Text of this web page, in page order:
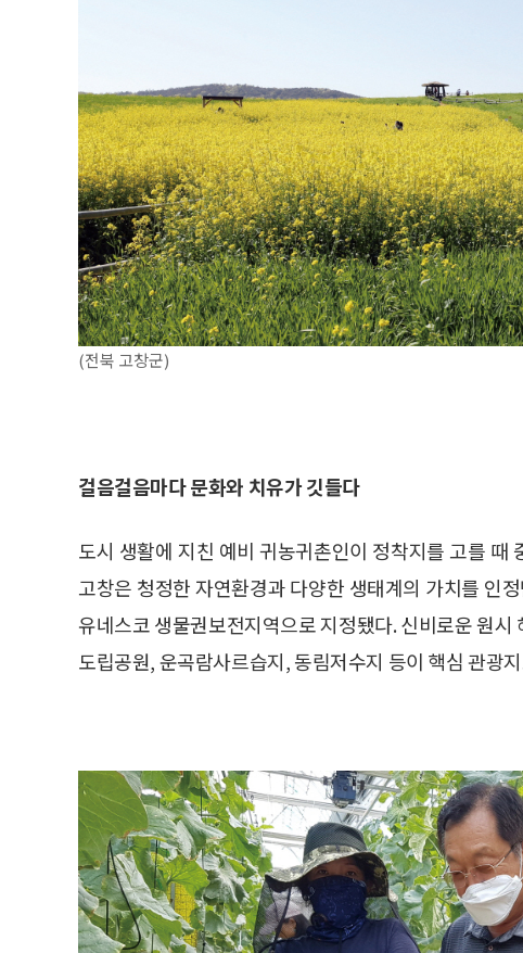
(전북 고창군)
걸음걸음마다 문화와 치유가 깃들다
도시 생활에 지친 예비 귀농귀촌인이 정착지를 고를
고창은 청정한 자연환경과 다양한 생태계의 가치를 인
유네스코 생물권보전지역으로 지정됐다. 신비로운 원
도립공원, 운곡람사르습지, 동림저수지 등이 핵심 관광